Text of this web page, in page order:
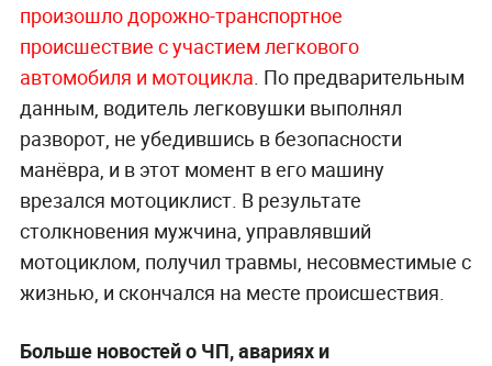
произошло дорожно-транспортное
происшествие с участием легкового
автомобиля и мотоцикла . По предварительным
данным, водитель легковушки выполнял
разворот, не убедившись в безопасности
манёвра, и в этот момент в его машину
врезался мотоциклист. В результате
столкновения мужчина, управлявший
мотоциклом, получил травмы, несовместимые с
жизнью, и скончался на месте происшествия.
Больше новостей о ЧП, авариях и